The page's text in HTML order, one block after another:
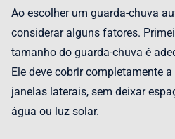
Ao escolher um guarda-chuva
considerar alguns fatores.
tamanho do guarda-chuva é
Ele deve cobrir completamente
janelas laterais, sem deixar
água ou luz solar.